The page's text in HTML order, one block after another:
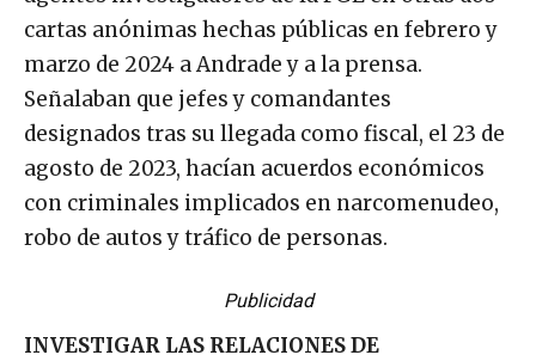
cartas anónimas hechas públicas en febrero y
marzo de 2024 a Andrade y a la prensa.
Señalaban que jefes y comandantes
designados tras su llegada como fiscal, el 23 de
agosto de 2023, hacían acuerdos económicos
con criminales implicados en narcomenudeo,
robo de autos y tráfico de personas.
Publicidad
INVESTIGAR LAS RELACIONES DE